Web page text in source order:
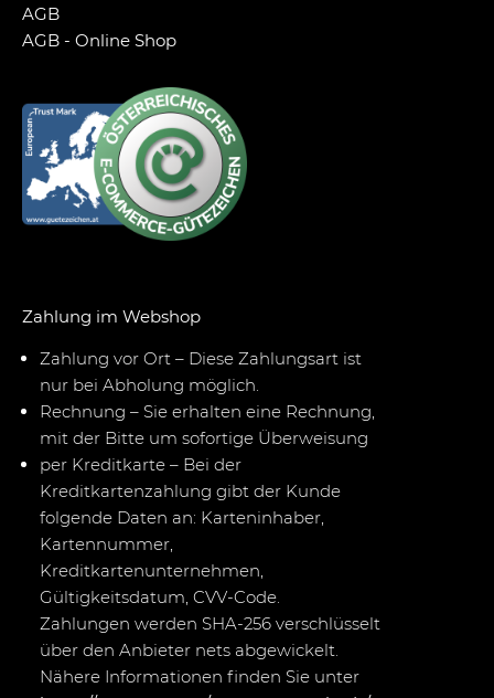
AGB
AGB - Online Shop
Zahlung im Webshop
Zahlung vor Ort – Diese Zahlungsart ist
nur bei Abholung möglich.
Rechnung – Sie erhalten eine Rechnung,
mit der Bitte um sofortige Überweisung
per Kreditkarte – Bei der
Kreditkartenzahlung gibt der Kunde
folgende Daten an: Karteninhaber,
Kartennummer,
Kreditkartenunternehmen,
Gültigkeitsdatum, CVV-Code.
Zahlungen werden SHA-256 verschlüsselt
über den Anbieter nets abgewickelt.
Nähere Informationen finden Sie unter